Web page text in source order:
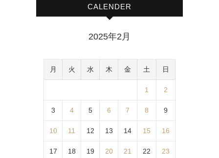
CALENDER
2025年2月
月 火 水 木 金 土 日
1 2
3 4 5 6 7 8 9
10 11 12 13 14 15 16
17 18 19 20 21 22 23